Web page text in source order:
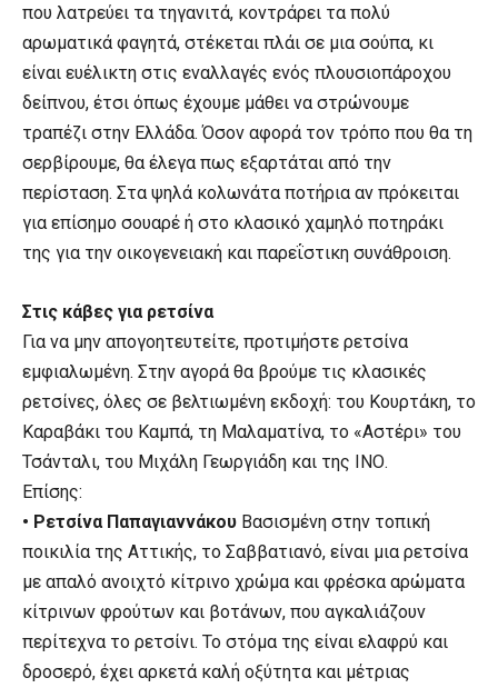
που λατρεύει τα τηγανιτά, κοντράρει τα πολύ
αρωματικά φαγητά, στέκεται πλάι σε μια σούπα, κι
είναι ευέλικτη στις εναλλαγές ενός πλουσιοπάροχου
δείπνου, έτσι όπως έχουμε μάθει να στρώνουμε
τραπέζι στην Ελλάδα. Όσον αφορά τον τρόπο που θα τη
σερβίρουμε, θα έλεγα πως εξαρτάται από την
περίσταση. Στα ψηλά κολωνάτα ποτήρια αν πρόκειται
για επίσημο σουαρέ ή στο κλασικό χαμηλό ποτηράκι
της για την οικογενειακή και παρεΐστικη συνάθροιση.
Στις κάβες για ρετσίνα
Για να μην απογοητευτείτε, προτιμήστε ρετσίνα
εμφιαλωμένη. Στην αγορά θα βρούμε τις κλασικές
ρετσίνες, όλες σε βελτιωμένη εκδοχή: του Κουρτάκη, το
Καραβάκι του Καμπά, τη Μαλαματίνα, το «Αστέρι» του
Τσάνταλι, του Μιχάλη Γεωργιάδη και της ΙΝΟ.
Επίσης:
• Ρετσίνα Παπαγιαννάκου Βασισμένη στην τοπική
ποικιλία της Αττικής, το Σαββατιανό, είναι μια ρετσίνα
με απαλό ανοιχτό κίτρινο χρώμα και φρέσκα αρώματα
κίτρινων φρούτων και βοτάνων, που αγκαλιάζουν
περίτεχνα το ρετσίνι. Το στόμα της είναι ελαφρύ και
δροσερό, έχει αρκετά καλή οξύτητα και μέτριας